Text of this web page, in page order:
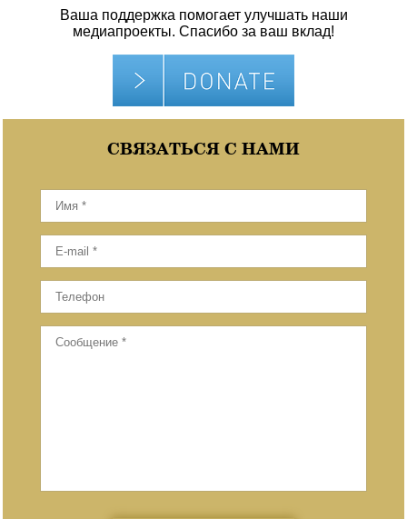
Ваша поддержка помогает улучшать наши
медиапроекты. Спасибо за ваш вклад!
СВЯЗАТЬСЯ С НАМИ